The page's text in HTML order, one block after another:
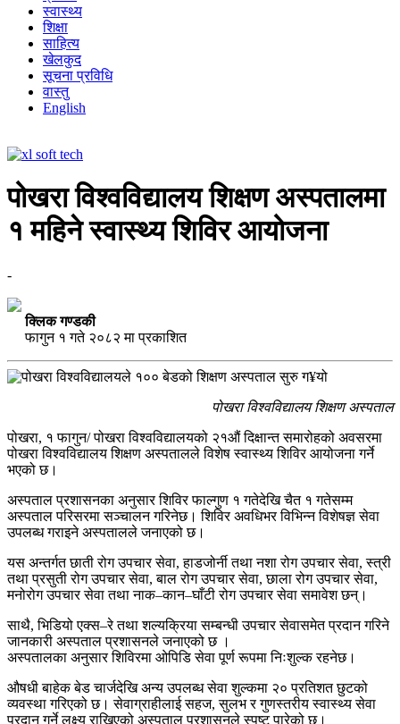
स्वास्थ्य
शिक्षा
साहित्य
खेलकुद
सूचना प्रविधि
वास्तु
English
पोखरा विश्वविद्यालय शिक्षण अस्पतालमा
१ महिने स्वास्थ्य शिविर आयोजना
-
क्लिक गण्डकी
फागुन १ गते २०८२ मा प्रकाशित
पोखरा विश्वविद्यालय शिक्षण अस्पताल
पोखरा, १ फागुन/ पोखरा विश्वविद्यालयको २१औं दिक्षान्त समारोहको अवसरमा
पोखरा विश्वविद्यालय शिक्षण अस्पतालले विशेष स्वास्थ्य शिविर आयोजना गर्ने
भएको छ।
अस्पताल प्रशासनका अनुसार शिविर फाल्गुण १ गतेदेखि चैत १ गतेसम्म
अस्पताल परिसरमा सञ्चालन गरिनेछ। शिविर अवधिभर विभिन्न विशेषज्ञ सेवा
उपलब्ध गराइने अस्पतालले जनाएको छ।
यस अन्तर्गत छाती रोग उपचार सेवा, हाडजोर्नी तथा नशा रोग उपचार सेवा, स्त्री
तथा प्रसुती रोग उपचार सेवा, बाल रोग उपचार सेवा, छाला रोग उपचार सेवा,
मनोरोग उपचार सेवा तथा नाक–कान–घाँटी रोग उपचार सेवा समावेश छन्।
साथै, भिडियो एक्स–रे तथा शल्यक्रिया सम्बन्धी उपचार सेवासमेत प्रदान गरिने
जानकारी अस्पताल प्रशासनले जनाएको छ ।
अस्पतालका अनुसार शिविरमा ओपिडि सेवा पूर्ण रूपमा निःशुल्क रहनेछ।
औषधी बाहेक बेड चार्जदेखि अन्य उपलब्ध सेवा शुल्कमा २० प्रतिशत छुटको
व्यवस्था गरिएको छ। सेवाग्राहीलाई सहज, सुलभ र गुणस्तरीय स्वास्थ्य सेवा
प्रदान गर्ने लक्ष्य राखिएको अस्पताल प्रशासनले स्पष्ट पारेको छ।